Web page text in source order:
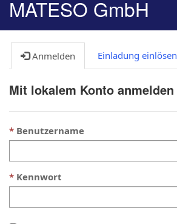
MATESO GmbH
Anmelden Einladung einlösen
Mit lokalem Konto anmelden
Benutzername
Kennwort